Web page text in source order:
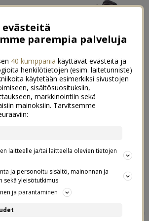
lepoa ja armollisuutta itseäni kohtaan
– koko vuosi pähkinänkuoressa
Hyttisten perinteinen
videolla
ihanat tyypit! Tänään se vihdoin on,
on odotettu niin paljon. Kaikki ollaan
evästeitä
parempia palveluja
40 kumppania käyttävät evästeitä ja
henkilötietojen (esim. laitetunniste)
käytetään esimerkiksi sivustojen
sisältösuosituksiin,
markkinointiin sekä
mainoksiin. Tarvitsemme
laitteelle ja/tai laitteella olevien tietojen
ja personoitu sisältö, mainonnan ja
sekä yleisötutkimus
ja parantaminen